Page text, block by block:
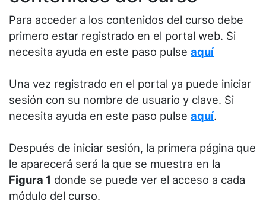
Para acceder a los contenidos del curso debe
primero estar registrado en el portal web. Si
necesita ayuda en este paso pulse aquí
Una vez registrado en el portal ya puede iniciar
sesión con su nombre de usuario y clave. Si
necesita ayuda en este paso pulse aquí.
Después de iniciar sesión, la primera página que
le aparecerá será la que se muestra en la
Figura 1 donde se puede ver el acceso a cada
módulo del curso.